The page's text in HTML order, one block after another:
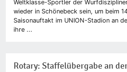
Weltklasse-Sportler der
wieder in Schönebeck sein, um beim
Saisonauftakt im UNION-Stadion an
ihre ...
Rotary: Staffelübergabe an